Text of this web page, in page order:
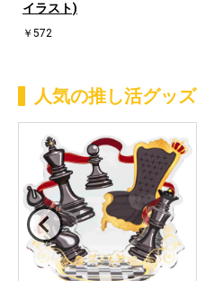
イラスト)
￥572
人気の推し活グッズ